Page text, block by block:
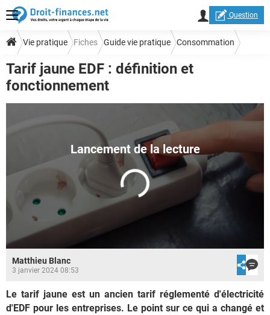
Question
Vie pratique Fiches Guide vie pratique Consommation
Prix et tarifs
Tarif jaune EDF : définition et
fonctionnement
Matthieu Blanc
3 janvier 2024 08:53
Le tarif jaune est un ancien tarif réglementé d'électricité
d'EDF pour les entreprises. Le point sur ce qui a changé et